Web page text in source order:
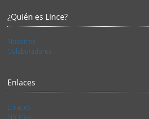
¿Quién es Lince?
Nosotros
Colaboradores
Enlaces
Enlaces
Noticias